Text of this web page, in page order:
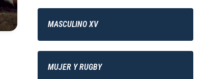
MASCULINO XV
MUJER Y RUGBY